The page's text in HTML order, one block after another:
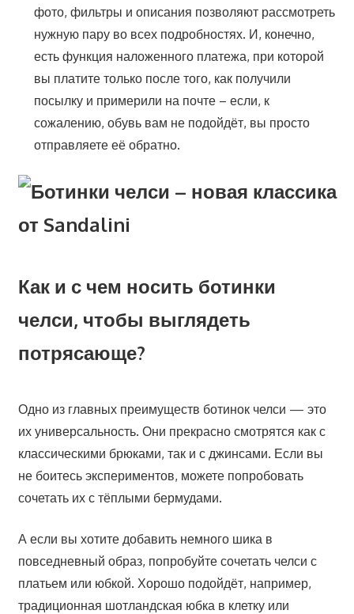
фото, фильтры и описания позволяют рассмотреть
нужную пару во всех подробностях. И, конечно,
есть функция наложенного платежа, при которой
вы платите только после того, как получили
посылку и примерили на почте – если, к
сожалению, обувь вам не подойдёт, вы просто
отправляете её обратно.
Как и с чем носить ботинки
челси, чтобы выглядеть
потрясающе?
Одно из главных преимуществ ботинок челси — это
их универсальность. Они прекрасно смотрятся как с
классическими брюками, так и с джинсами. Если вы
не боитесь экспериментов, можете попробовать
сочетать их с тёплыми бермудами.
А если вы хотите добавить немного шика в
повседневный образ, попробуйте сочетать челси с
платьем или юбкой. Хорошо подойдёт, например,
традиционная шотландская юбка в клетку или